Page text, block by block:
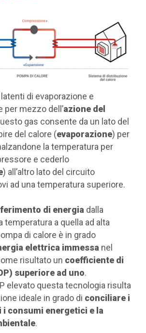
di evaporazione e
per mezzo dell’azione del
gas consente da un lato del
del calore (evaporazione) per
la temperatura per
e cederlo
) all’altro lato del circuito
ad una temperatura superiore.
di energia dalla
temperatura a quella ad alta
di calore è in grado
elettrica immessa nel
risultato un coefficiente di
superiore ad uno.
elevato questa tecnologia risulta
ideale in grado di conciliare i
consumi energetici e la
.